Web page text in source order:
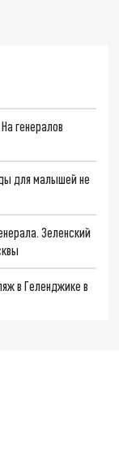
генералов
для малышей не
Зеленский
в Геленджике в